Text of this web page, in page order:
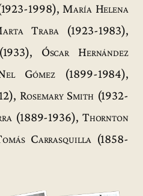
1998),María Helena
Traba(1923-1983),
Óscar Hernández
Gómez(1899-1984),
Rosemary Smith (1932-
(1889-1936), Thornton
Carrasquilla(1858-